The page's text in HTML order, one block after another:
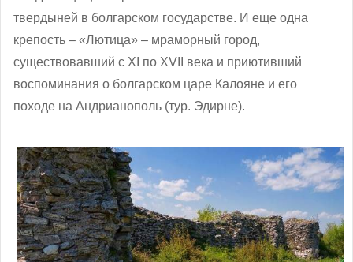
твердыней в болгарском государстве. И еще одна
крепость – «Лютица» – мраморный город,
существовавший с ХІ по ХVІІ века и приютивший
воспоминания о болгарском царе Калояне и его
походе на Андрианополь (тур. Эдирне).